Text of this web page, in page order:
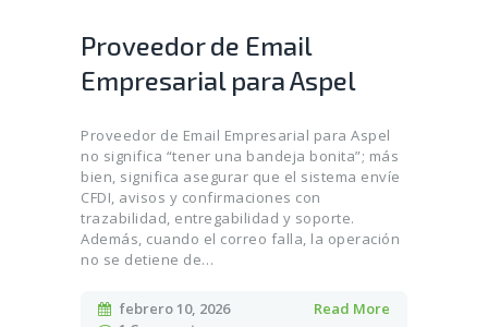
Proveedor de Email
Empresarial para Aspel
Proveedor de Email Empresarial para Aspel
no significa “tener una bandeja bonita”; más
bien, significa asegurar que el sistema envíe
CFDI, avisos y confirmaciones con
trazabilidad, entregabilidad y soporte.
Además, cuando el correo falla, la operación
no se detiene de…
febrero 10, 2026
Read More